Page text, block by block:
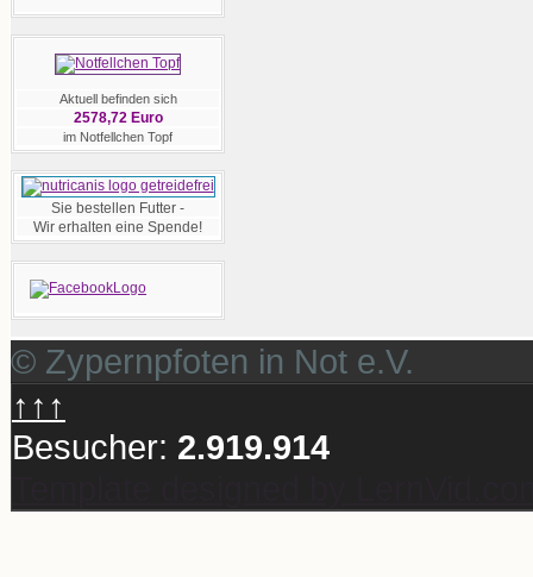
Aktuell befinden sich
2578,72 Euro
im Notfellchen Topf
Sie bestellen Futter -
Wir erhalten eine Spende!
© Zypernpfoten in Not e.V.
↑↑↑
Besucher: 2.919.914